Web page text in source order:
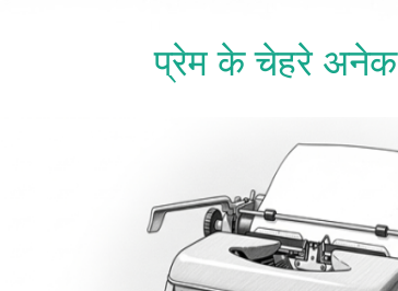
प्रेम के चेहरे अनेक